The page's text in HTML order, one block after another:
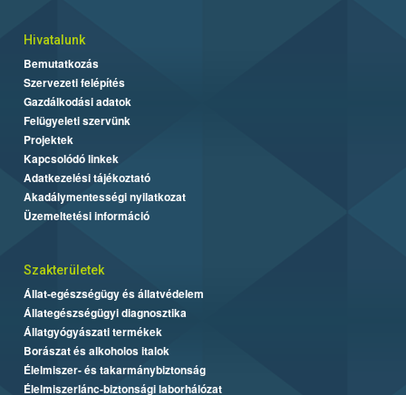
Hivatalunk
Bemutatkozás
Szervezeti felépítés
Gazdálkodási adatok
Felügyeleti szervünk
Projektek
Kapcsolódó linkek
Adatkezelési tájékoztató
Akadálymentességi nyilatkozat
Üzemeltetési információ
Szakterületek
Állat-egészségügy és állatvédelem
Állategészségügyi diagnosztika
Állatgyógyászati termékek
Borászat és alkoholos italok
Élelmiszer- és takarmánybiztonság
Élelmiszerlánc-biztonsági laborhálózat